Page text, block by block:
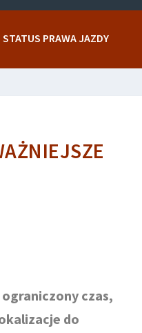
STATUS PRAWA JAZDY
czas,
do